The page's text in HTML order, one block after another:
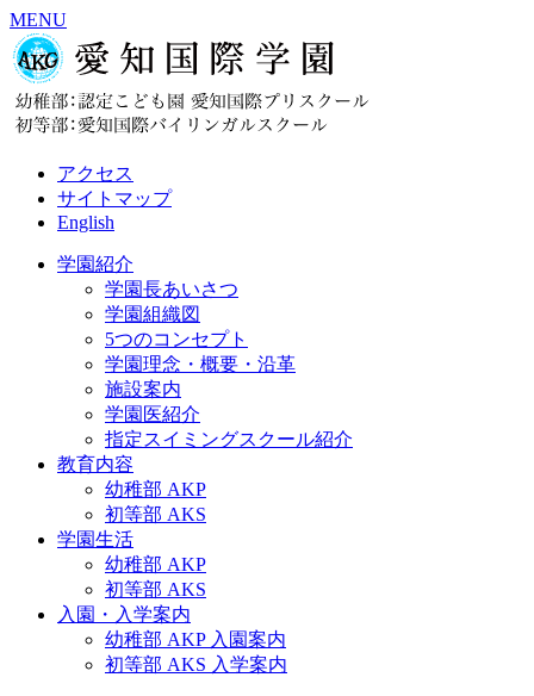
MENU
アクセス
サイトマップ
English
学園紹介
学園長あいさつ
学園組織図
5つのコンセプト
学園理念・概要・沿革
施設案内
学園医紹介
指定スイミングスクール紹介
教育内容
幼稚部 AKP
初等部 AKS
学園生活
幼稚部 AKP
初等部 AKS
入園・入学案内
幼稚部 AKP 入園案内
初等部 AKS 入学案内